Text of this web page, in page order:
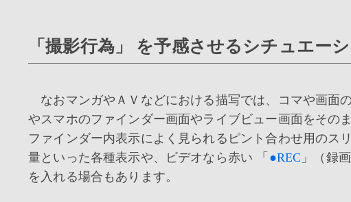
「撮影行為」 を予感させるシチュエー
なおマンガやＡＶなどにおける描写では、コマや画面
やスマホのファインダー画面やライブビュー画面をそ
ファインダー内表示によく見られるピント合わせ用のス
量といった各種表示や、ビデオなら赤い 「 ●REC 」（録
を入れる場合もあります。